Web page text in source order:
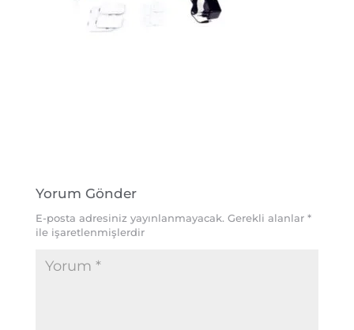
Yorum Gönder
E-posta adresiniz yayınlanmayacak. Gerekli alanlar *
ile işaretlenmişlerdir